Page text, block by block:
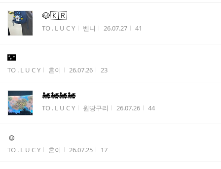
🐶🇰🇷
게시판명
TO . L U C Y 작성자
벤니 작성시간
26.07.27 조회수
41
🌃
게시판명
TO . L U C Y 작성자
흔이 작성시간
26.07.26 조회수
23
🚂🚂🚂🚂
게시판명
TO . L U C Y 작성자
원땅구리 작성시간
26.07.26 조회수
44
☺️
게시판명
TO . L U C Y 작성자
흔이 작성시간
26.07.25 조회수
17